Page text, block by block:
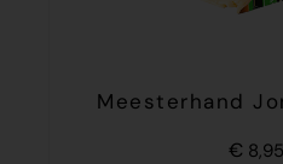
Meesterhand
€ 8,95